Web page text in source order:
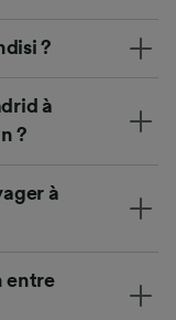
?
à
?
à
entre